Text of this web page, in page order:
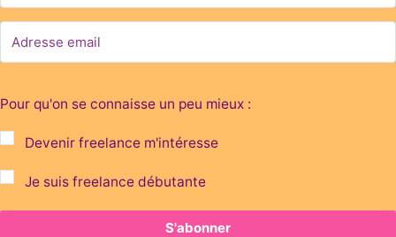
Pour qu'on se connaisse un peu mieux :
Devenir freelance m'intéresse
Je suis freelance débutante
S'abonner